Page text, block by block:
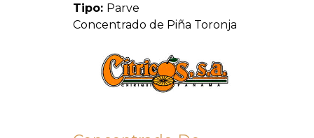
Tipo: Parve
Concentrado de Piña Toronja